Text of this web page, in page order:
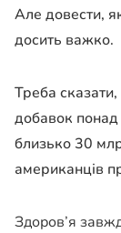
Але довести,
досить важко.
Треба сказати,
добавок
близько 30
американців
Здоров’я